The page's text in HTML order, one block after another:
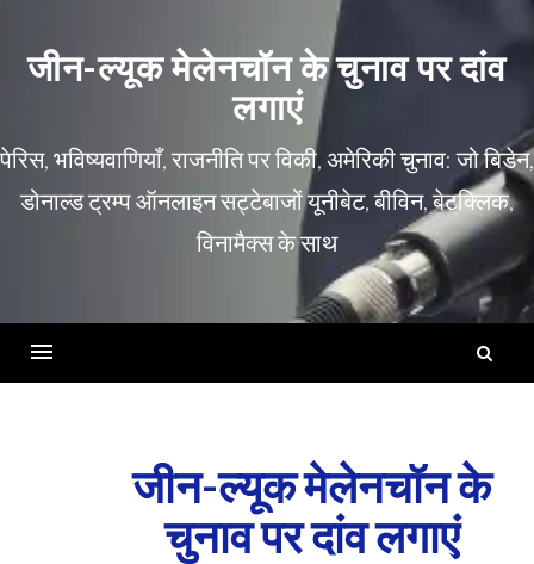
छोड़कर
सामग्री
बढ़ने
लिए
जीन-ल्यूक मेलेनचॉन के चुनाव पर दांव
लगाएं
पेरिस, भविष्यवाणियाँ, राजनीति पर विकी, अमेरिकी चुनाव: जो बिडेन,
डोनाल्ड ट्रम्प ऑनलाइन सट्टेबाजों यूनीबेट, बीविन, बेटक्लिक,
विनामैक्स के साथ
जीन-ल्यूक मेलेनचॉन के
चुनाव पर दांव लगाएं